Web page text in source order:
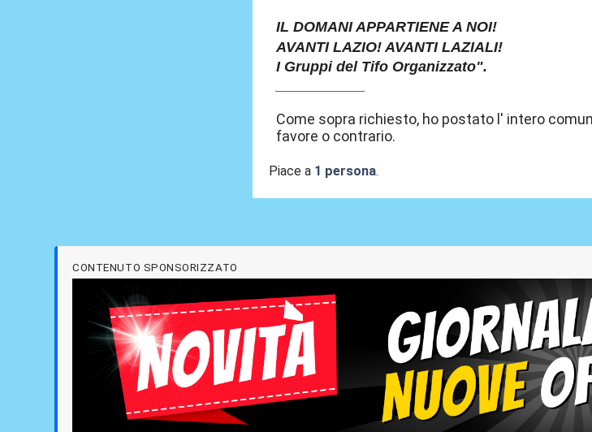
IL DOMANI APPARTIENE A NOI!
AVANTI LAZIO! AVANTI LAZIALI!
I Gruppi del Tifo Organizzato".
Come sopra richiesto, ho postato l' intero
favore o contrario.
Piace a 1 persona.
CONTENUTO SPONSORIZZATO